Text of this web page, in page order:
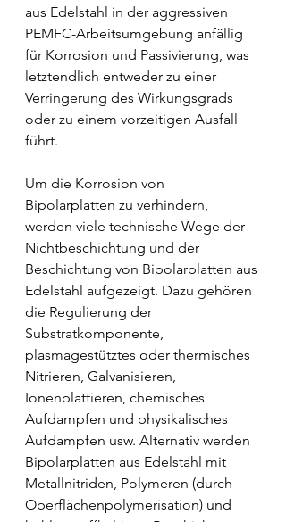
aus Edelstahl in der aggressiven
PEMFC-Arbeitsumgebung anfällig
für Korrosion und Passivierung, was
letztendlich entweder zu einer
Verringerung des Wirkungsgrads
oder zu einem vorzeitigen Ausfall
führt.
Um die Korrosion von
Bipolarplatten zu verhindern,
werden viele technische Wege der
Nichtbeschichtung und der
Beschichtung von Bipolarplatten aus
Edelstahl aufgezeigt. Dazu gehören
die Regulierung der
Substratkomponente,
plasmagestütztes oder thermisches
Nitrieren, Galvanisieren,
Ionenplattieren, chemisches
Aufdampfen und physikalisches
Aufdampfen usw. Alternativ werden
Bipolarplatten aus Edelstahl mit
Metallnitriden, Polymeren (durch
Oberflächenpolymerisation) und